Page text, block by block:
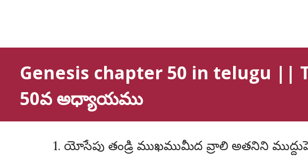
Genesis chapter 50 in telugu
50వ అధ్యాయము
1. యోసేపు తండ్రి ముఖముమీద వ్రాలి అతనిని